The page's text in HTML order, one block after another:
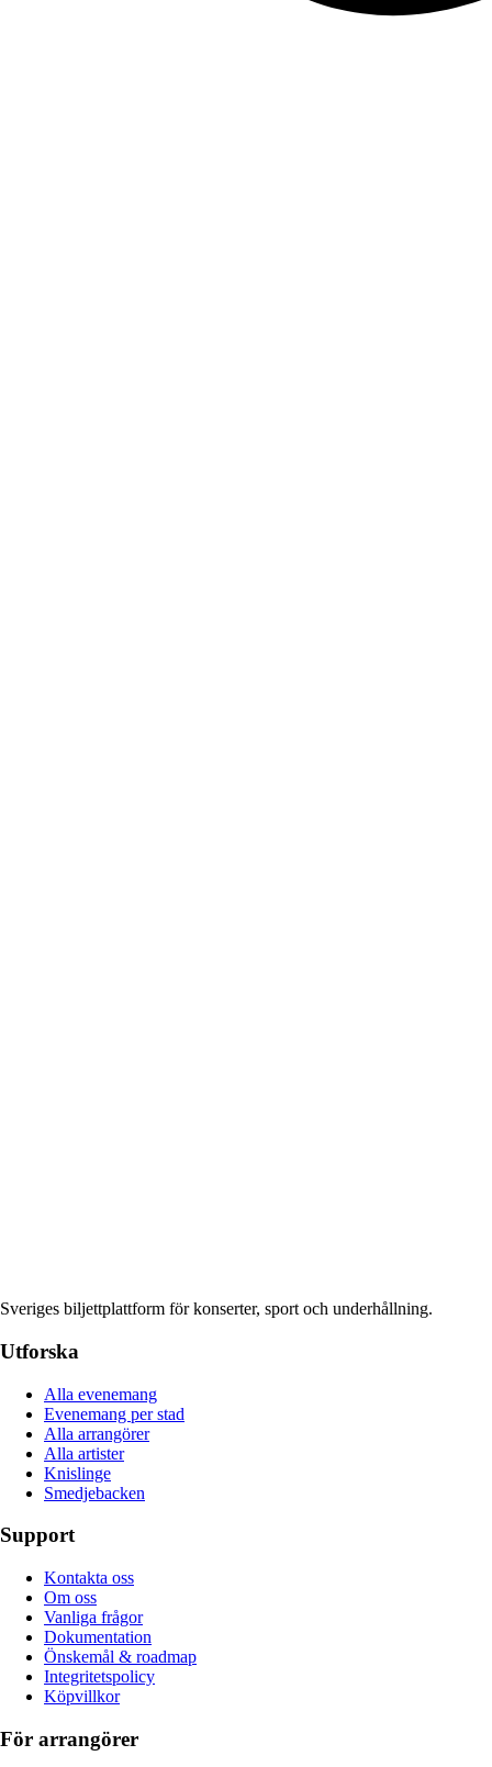
Sveriges biljettplattform för konserter, sport och underhållning.
Utforska
Alla evenemang
Evenemang per stad
Alla arrangörer
Alla artister
Knislinge
Smedjebacken
Support
Kontakta oss
Om oss
Vanliga frågor
Dokumentation
Önskemål & roadmap
Integritetspolicy
Köpvillkor
För arrangörer